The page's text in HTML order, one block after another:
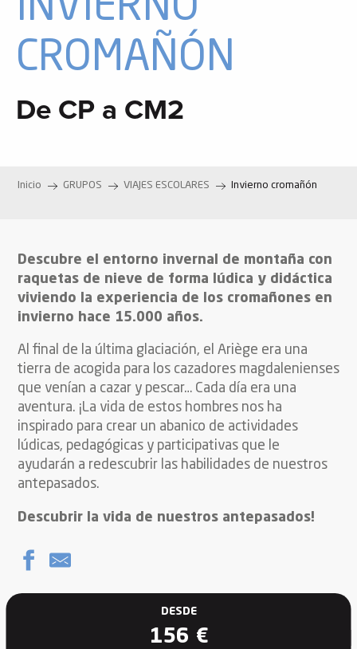
INVIERNO
CROMAÑÓN
De CP a CM2
Inicio GRUPOS VIAJES ESCOLARES Invierno cromañón
Descubre el entorno invernal de montaña con
raquetas de nieve de forma lúdica y didáctica
viviendo la experiencia de los cromañones en
invierno hace 15.000 años.
Al final de la última glaciación, el Ariège era una
tierra de acogida para los cazadores magdalenienses
que venían a cazar y pescar… Cada día era una
aventura. ¡La vida de estos hombres nos ha
inspirado para crear un abanico de actividades
lúdicas, pedagógicas y participativas que le
ayudarán a redescubrir las habilidades de nuestros
antepasados.
Descubrir la vida de nuestros antepasados!
DESDE
156 €